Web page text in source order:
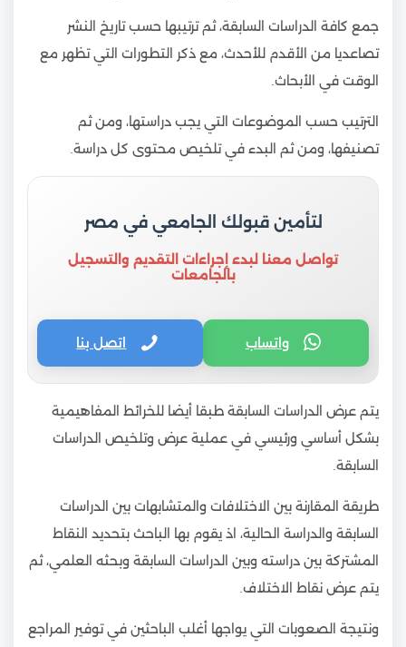
جمع كافة الدراسات السابقة، ثم ترتيبها حسب تاريخ النشر
تصاعديا من الأقدم للأحدث، مع ذكر التطورات التي تظهر مع
الوقت في الأبحاث.
الترتيب حسب الموضوعات التي يجب دراستها، ومن ثم
تصنيفها، ومن ثم البدء في تلخيص محتوى كل دراسة.
لتأمين قبولك الجامعي في مصر
تواصل معنا لبدء إجراءات التقديم والتسجيل
بالجامعات
واتساب اتصل بنا
يتم عرض الدراسات السابقة طبقا أيضا للخرائط المفاهيمية
بشكل أساسي ورئيسي في عملية عرض وتلخيص الدراسات
السابقة.
طريقة المقارنة بين الاختلافات والمتشابهات بين الدراسات
السابقة والدراسة الحالية، اذ يقوم بها الباحث بتحديد النقاط
المشتركة بين دراسته وبين الدراسات السابقة وبحثه العلمي، ثم
يتم عرض نقاط الاختلاف.
ونتيجة الصعوبات التي يواجها أغلب الباحثين في توفير المراجع